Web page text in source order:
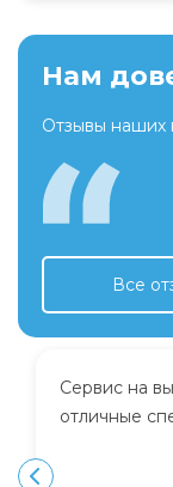
Нам
Отзывы наших
Все
Сервис на
отличные